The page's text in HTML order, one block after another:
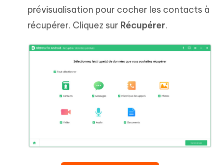
prévisualisation pour cocher les contacts à
récupérer. Cliquez sur Récupérer.